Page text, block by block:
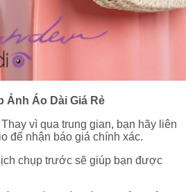
Ảnh Áo Dài Giá Rẻ
Thay vì qua trung gian, bạn hãy liên
để nhận báo giá chính xác.
chụp trước sẽ giúp bạn được